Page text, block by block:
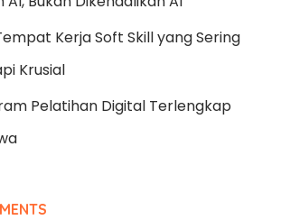
Kerja Soft Skill yang Sering
Krusial
Pelatihan Digital Terlengkap